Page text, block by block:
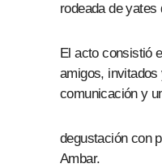
rodeada de yates
El acto consistió
amigos, invitados
comunicación y
degustación con
Ambar.